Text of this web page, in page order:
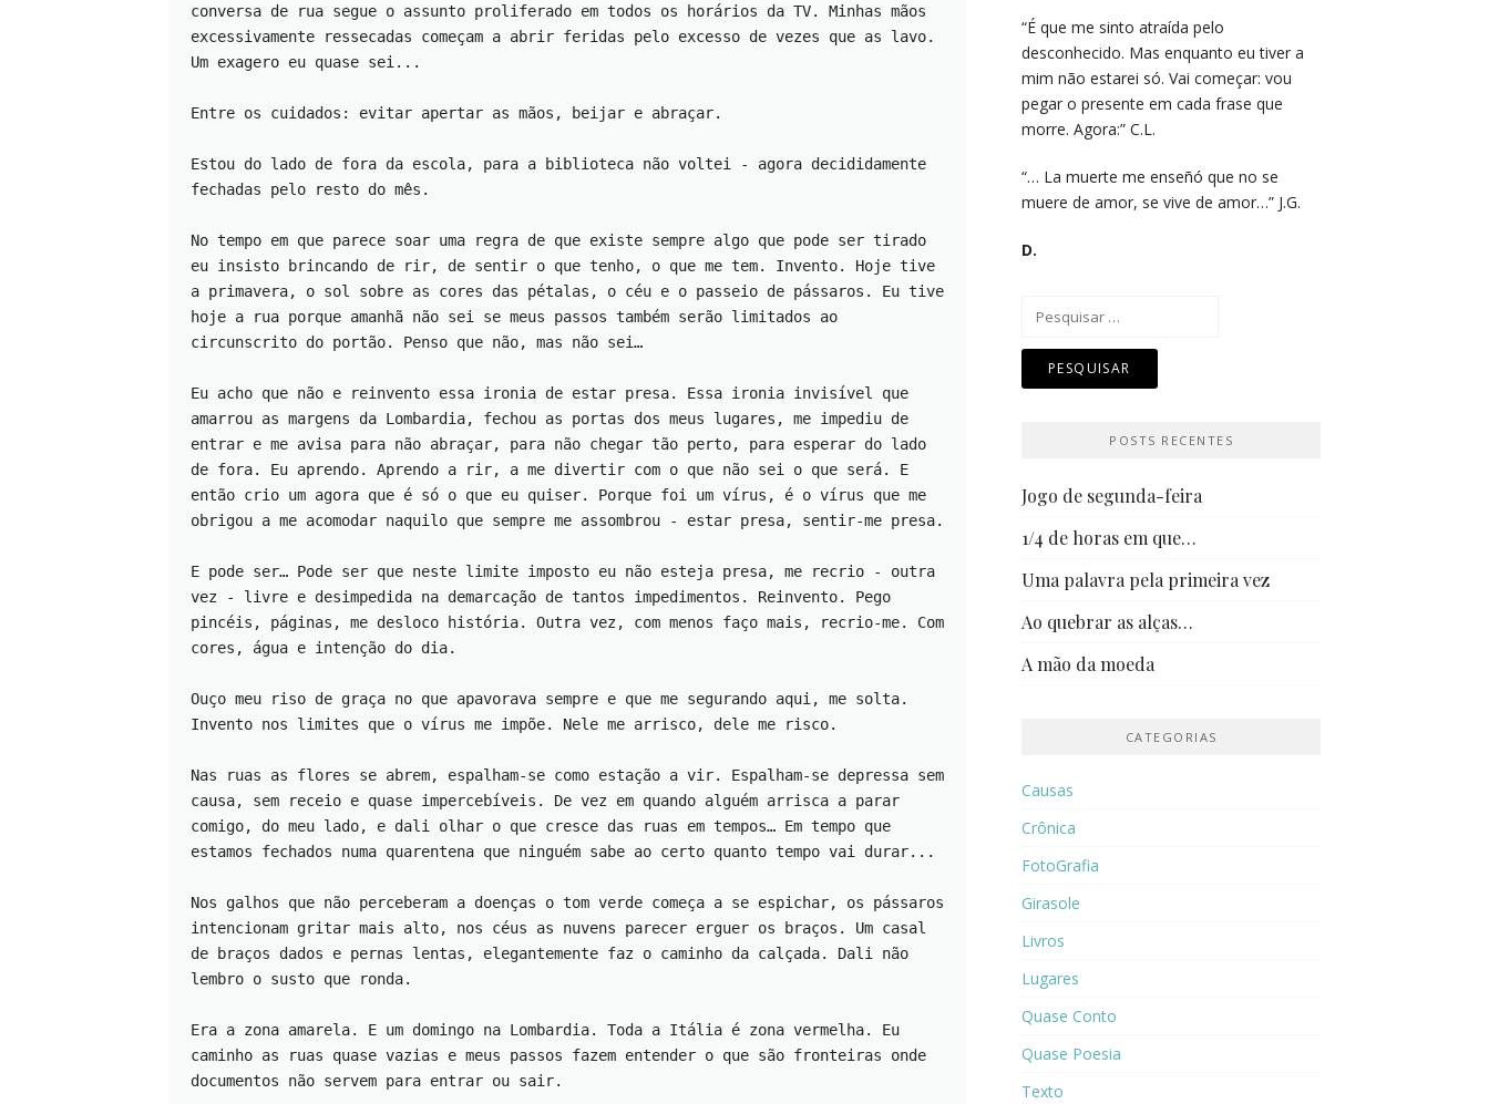
conversa de rua segue o assunto proliferado em todos os horários da TV. Minhas mãos
excessivamente ressecadas começam a abrir feridas pelo excesso de vezes que as lavo.
Um exagero eu quase sei...
Entre os cuidados: evitar apertar as mãos, beijar e abraçar.
Estou do lado de fora da escola, para a biblioteca não voltei - agora decididamente
fechadas pelo resto do mês.
No tempo em que parece soar uma regra de que existe sempre algo que pode ser tirado
eu insisto brincando de rir, de sentir o que tenho, o que me tem. Invento. Hoje tive
a primavera, o sol sobre as cores das pétalas, o céu e o passeio de pássaros. Eu tive
hoje a rua porque amanhã não sei se meus passos também serão limitados ao
circunscrito do portão. Penso que não, mas não sei…
Eu acho que não e reinvento essa ironia de estar presa. Essa ironia invisível que
amarrou as margens da Lombardia, fechou as portas dos meus lugares, me impediu de
entrar e me avisa para não abraçar, para não chegar tão perto, para esperar do lado
de fora. Eu aprendo. Aprendo a rir, a me divertir com o que não sei o que será. E
então crio um agora que é só o que eu quiser. Porque foi um vírus, é o vírus que me
obrigou a me acomodar naquilo que sempre me assombrou - estar presa, sentir-me presa.
E pode ser… Pode ser que neste limite imposto eu não esteja presa, me recrio - outra
vez - livre e desimpedida na demarcação de tantos impedimentos. Reinvento. Pego
pincéis, páginas, me desloco história. Outra vez, com menos faço mais, recrio-me. Com
cores, água e intenção do dia.
Ouço meu riso de graça no que apavorava sempre e que me segurando aqui, me solta.
Invento nos limites que o vírus me impõe. Nele me arrisco, dele me risco.
Nas ruas as flores se abrem, espalham-se como estação a vir. Espalham-se depressa sem
causa, sem receio e quase impercebíveis. De vez em quando alguém arrisca a parar
comigo, do meu lado, e dali olhar o que cresce das ruas em tempos… Em tempo que
estamos fechados numa quarentena que ninguém sabe ao certo quanto tempo vai durar...
Nos galhos que não perceberam a doenças o tom verde começa a se espichar, os pássaros
intencionam gritar mais alto, nos céus as nuvens parecer erguer os braços. Um casal
de braços dados e pernas lentas, elegantemente faz o caminho da calçada. Dali não
lembro o susto que ronda.
Era a zona amarela. E um domingo na Lombardia. Toda a Itália é zona vermelha. Eu
caminho as ruas quase vazias e meus passos fazem entender o que são fronteiras onde
documentos não servem para entrar ou sair.
“É que me sinto atraída pelo
desconhecido. Mas enquanto eu tiver a
mim não estarei só. Vai começar: vou
pegar o presente em cada frase que
morre. Agora:” C.L.
“… La muerte me enseñó que no se
muere de amor, se vive de amor…” J.G.
D.
Pesquisar
POSTS RECENTES
Jogo de segunda-feira
1/4 de horas em que…
Uma palavra pela primeira vez
Ao quebrar as alças…
A mão da moeda
CATEGORIAS
Causas
Crônica
FotoGrafia
Girasole
Livros
Lugares
Quase Conto
Quase Poesia
Texto